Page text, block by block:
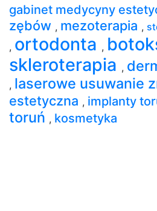
gabinet medycyny
zębów , mezoterapia ,
, ortodonta ,
skleroterapia ,
, laserowe usuwanie
estetyczna , implanty
toruń , kosmetyka